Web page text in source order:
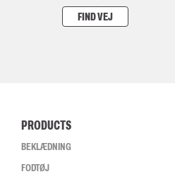
FIND VEJ
PRODUCTS
BEKLÆDNING
FODTØJ